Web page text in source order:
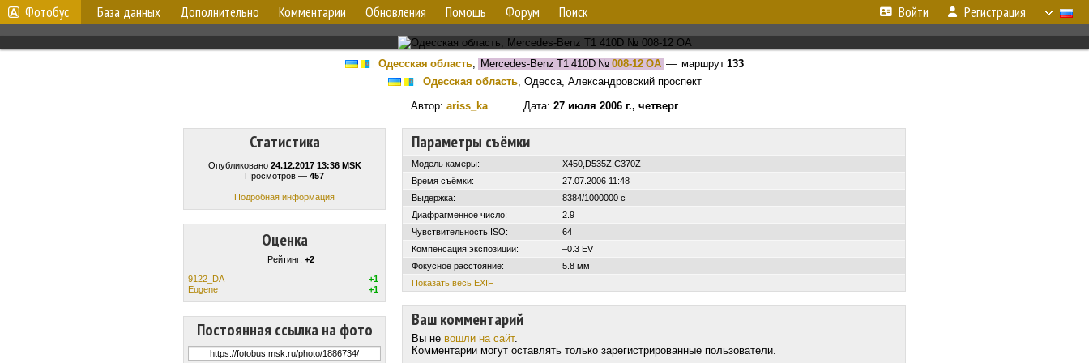
Фотобус База данных Дополнительно Комментарии Обновления Помощь Форум Поиск Войти Регистрация
Одесская область, Mercedes-Benz T1 410D № 008-12 ОА — маршрут 133
Одесская область, Одесса, Александровский проспект
Автор: ariss_kaДата: 27 июля 2006 г., четверг
Статистика
Опубликовано 24.12.2017 13:36 MSK
Просмотров — 457
Подробная информация
Оценка
Рейтинг: +2
9122_DA
+1
Eugene
+1
Постоянная ссылка на фото
Параметры съёмки
Модель камеры:
X450,D535Z,C370Z
Время съёмки:
27.07.2006 11:48
Выдержка:
8384/1000000 с
Диафрагменное число:
2.9
Чувствительность ISO:
64
Компенсация экспозиции:
–0.3 EV
Фокусное расстояние:
5.8 мм
Показать весь EXIF
Ваш комментарий
Вы не вошли на сайт.
Комментарии могут оставлять только зарегистрированные пользователи.